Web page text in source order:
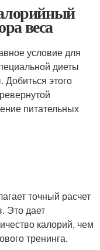
веса
условие для
диеты
этого
питательных
точный расчет
Это дает
калорий, чем
тренинга.